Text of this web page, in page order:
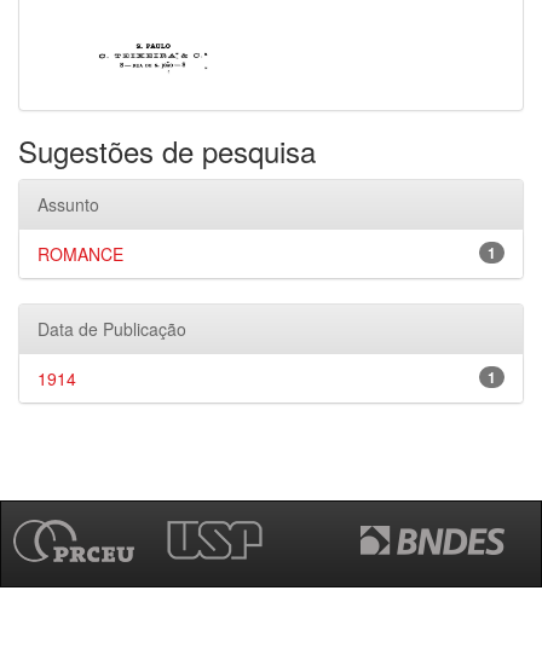
Sugestões de pesquisa
Assunto
1
ROMANCE
Data de Publicação
1
1914